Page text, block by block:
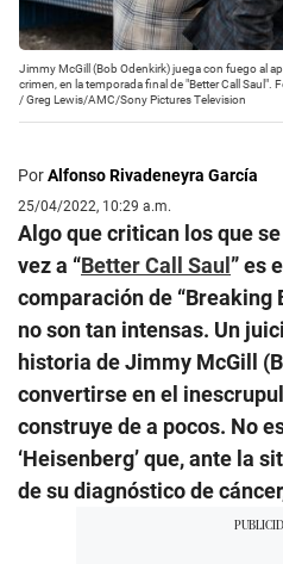
Jimmy McGill (Bob Odenkirk) juega con fuego al
crimen, en la temporada final de "Better Call Saul".
/Greg Lewis/AMC/Sony Pictures Television
PorAlfonso Rivadeneyra García
25/04/2022, 10:29 a.m.
Algo que critican los que
vez a “Better Call Saul” es
comparación de “Breaking
no son tan intensas. Un
historia de Jimmy McGill
convertirse en el
construye de a pocos. No
‘Heisenberg’ que, ante la
de su diagnóstico de